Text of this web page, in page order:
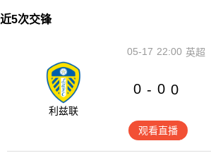
近5次交锋
22:00
05-17 英超
利兹联
0 - 0 0
观看直播